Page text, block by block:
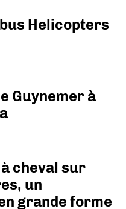
Helicopters
Guynemer à
cheval sur
un
grande forme